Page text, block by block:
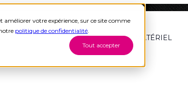
améliorer votre expérience, sur ce site comme
politique de confidentialité.
Tout accepter
submenu for ENTITÉS ENTITÉS MATÉRIEL